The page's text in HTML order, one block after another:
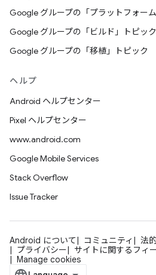
Google グループの「プラットフォー
Google グループの「ビルド」トピック
Google グループの「移植」トピック
ヘルプ
Android ヘルプセンター
Pixel ヘルプセンター
www.android.com
Google Mobile Services
Stack Overflow
Issue Tracker
Android について コミュニティ 法
プライバシー
サイトに関するフィ
Manage cookies